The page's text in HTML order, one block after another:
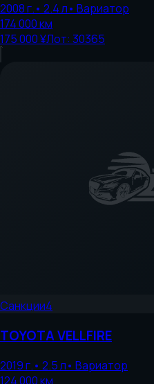
2008г.• 2.4л• Вариатор
174 000км
175 000 ¥Лот: 30365
Санкции4
TOYOTAVELLFIRE
2019г.• 2.5л• Вариатор
124 000км